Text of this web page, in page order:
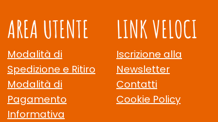
AREA UTENTE
Modalità di
Spedizione e Ritiro
Modalità di
Pagamento
Informativa
LINK VELOCI
Iscrizione alla
Newsletter
Contatti
Cookie Policy